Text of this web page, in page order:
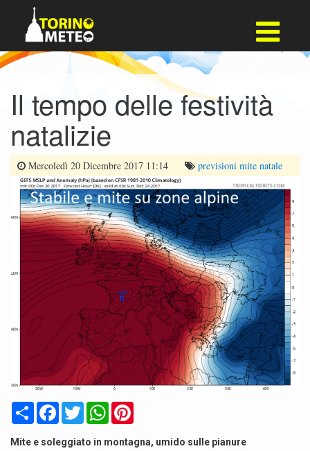
Il tempo delle festività
natalizie
Mercoledì 20 Dicembre 2017 11:14 previsioni mite natale
CondividiFacebook
TwitterWhatsApp
Mite e soleggiato in montagna, umido sulle pianure